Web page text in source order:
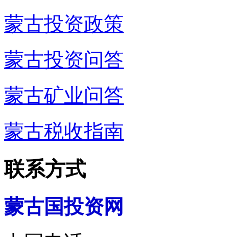
蒙古投资政策
蒙古投资问答
蒙古矿业问答
蒙古税收指南
联系方式
蒙古国投资网